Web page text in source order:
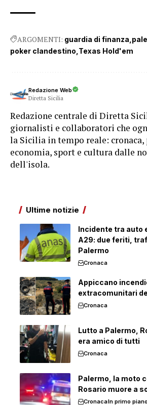
ARGOMENTI: guardia di finanza
poker clandestino Texas Hold'em
Redazione Web
Diretta Sicilia
Redazione centrale di Diretta
giornalisti e collaboratori che
la Sicilia in tempo reale:
economia, sport e cultura dalle
dell'isola.
Ultime notizie
Incidente tra auto
A29: due feriti,
Palermo
Cronaca
Appiccano
extracomunitari
Cronaca
Lutto a Palermo,
era amico di tutti
Cronaca
Palermo, la moto
Rosario muore a
CronacaIn primo piano